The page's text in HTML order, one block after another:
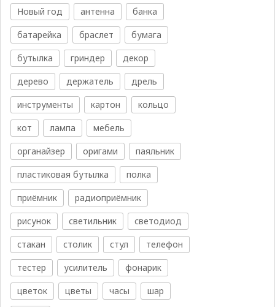
Новый год
антенна
банка
батарейка
браслет
бумага
бутылка
гриндер
декор
дерево
держатель
дрель
инструменты
картон
кольцо
кот
лампа
мебель
органайзер
оригами
паяльник
пластиковая бутылка
полка
приёмник
радиоприёмник
рисунок
светильник
светодиод
стакан
столик стул
телефон
тестер
усилитель
фонарик
цветок
цветы часы
шар